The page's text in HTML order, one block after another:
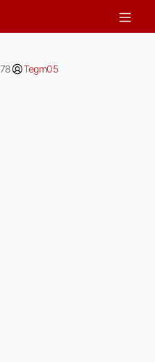
parar de
Tegm05